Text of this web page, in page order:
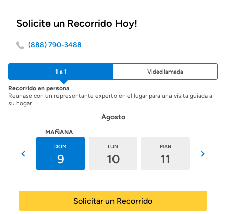
Solicite un Recorrido Hoy!
(888) 790-3488
1 a 1 Videollamada
Recorrido en persona
Reúnase con un representante experto en el lugar para una visita guiada a
su hogar
Agosto
MAÑANA
DOM
9
LUN
10
MAR
11
Solicitar un Recorrido